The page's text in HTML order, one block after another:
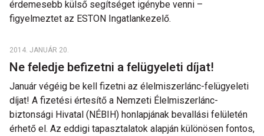
érdemesebb külső segítséget igénybe venni –
figyelmeztet az ESTON Ingatlankezelő.
2014. JANUÁR 20.
Ne feledje befizetni a felügyeleti díjat!
Január végéig be kell fizetni az élelmiszerlánc-felügyeleti
díjat! A fizetési értesítő a Nemzeti Élelmiszerlánc-
biztonsági Hivatal (NÉBIH) honlapjának bevallási felületén
érhető el. Az eddigi tapasztalatok alapján különösen fontos,